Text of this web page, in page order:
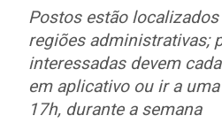
Postos estão
regiões administrativas;
interessadas devem
em aplicativo ou ir a
17h, durante a semana